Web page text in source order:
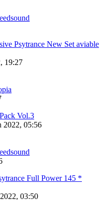
Psytrance New Set aviable
19:27
Vol.3
2022, 05:56
Full Power 145 *
03:50